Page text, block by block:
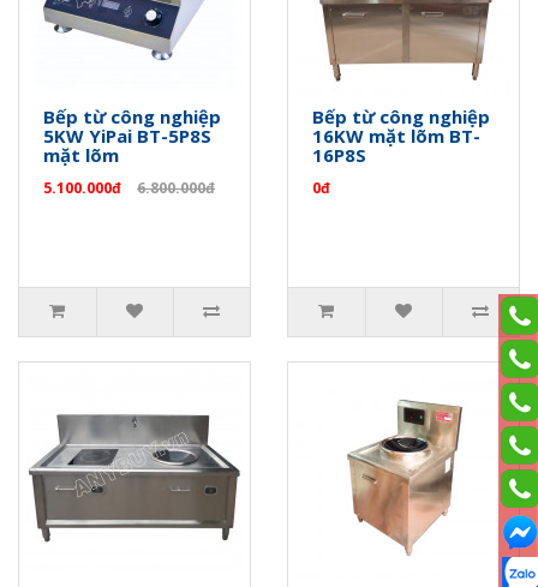
Bếp từ công nghiệp
5KW YiPai BT-5P8S
mặt lõm
5.100.000đ 6.800.000đ
Bếp từ công nghiệp
16KW mặt lõm BT-
16P8S
0đ